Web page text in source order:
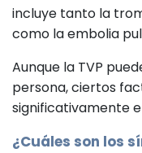
incluye tanto la
como la embolia
Aunque la TVP
persona, ciertos
significativamente
¿Cuáles son los